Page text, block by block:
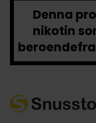
Denna
nikotin